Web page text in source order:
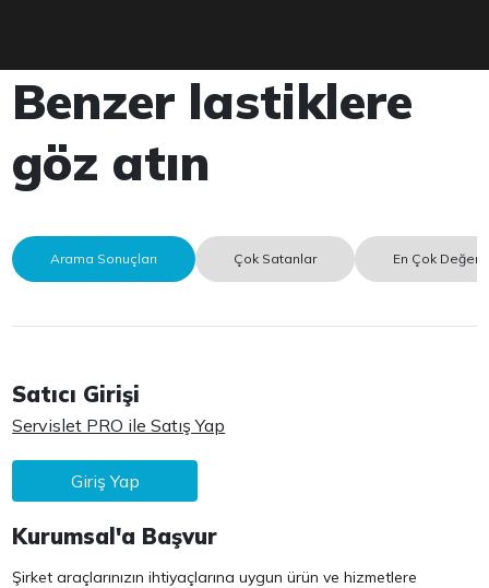
Benzer lastiklere
göz atın
Arama Sonuçları Çok Satanlar En Çok
Satıcı Girişi
Servislet PRO ile Satış Yap
Giriş Yap
Kurumsal'a Başvur
Şirket araçlarınızın ihtiyaçlarına uygun ürün ve hizmetlere